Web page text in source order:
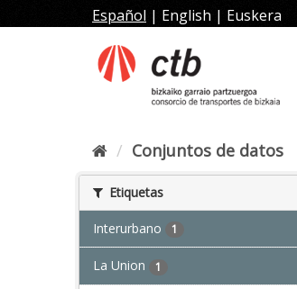
al
Español | English | Euskera
Conjuntos de datos
Etiquetas
Interurbano 1
La Union 1